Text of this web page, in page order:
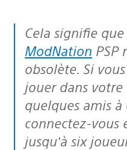
Cela signifie
ModNation PSP
obsolète. Si
jouer dans votre
quelques amis
connectez-vous
jusqu’à six